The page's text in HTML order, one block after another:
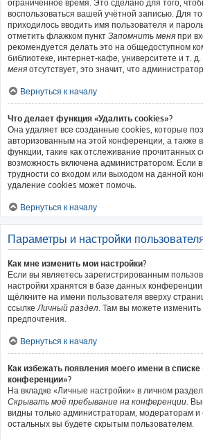
ограниченное время. Это сделано для того,
воспользоваться вашей учётной записью. Для
приходилось вводить имя пользователя и
отметить флажком пункт Запомнить меня при
рекомендуется делать это на общедоступном
библиотеке, интернет-кафе, университете и т. д.
меня отсутствует, это значит, что
Вернуться к началу
Что делает функция «Удалить cookies»?
Она удаляет все созданные cookies, которые
авторизованным на этой конференции, а также
функции, такие как отслеживание прочитанных
возможность включена администратором. Если
трудности со входом или выходом на данной
удаление cookies может помочь.
Вернуться к началу
Параметры и настройки
Как мне изменить мои настройки?
Если вы являетесь зарегистрированным
настройки хранятся в базе данных
щёлкните на имени пользователя вверху
ссылкеЛичный раздел. Там вы можете изменить
предпочтения.
Вернуться к началу
Как избежать появления моего имени в списке
конференции»?
На вкладке «Личные настройки» в личном
Скрывать моё пребывание на конференции.
видны только администраторам, модераторам и
остальных вы будете скрытым пользователем.